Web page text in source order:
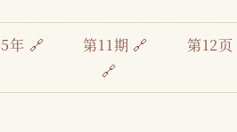
年 🔗 第11期 🔗 第12页
🔗